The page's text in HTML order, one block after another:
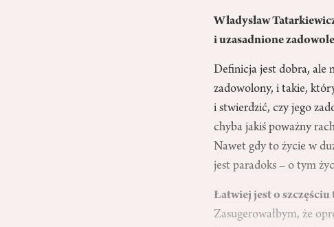
Władysław
i uzasadnione
Definicja jest dobra, ale
zadowolony, i takie,
i stwierdzić, czy jego
chyba jakiś poważny
Nawet gdy to życie w
jest paradoks – o tym
Łatwiej jest o
Zasugerowałbym, że